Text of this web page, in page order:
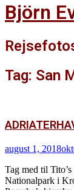
Björn
Facebook
Tag: San
Posted
august 1, 2018
Tag med til
Nationalpark i